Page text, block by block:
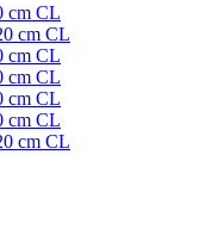
cm CL
cm CL
cm CL
cm CL
cm CL
cm CL
cm CL